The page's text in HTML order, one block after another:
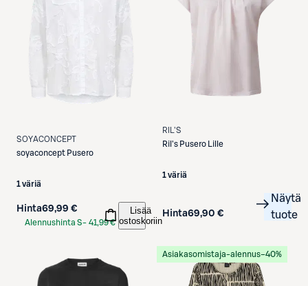
SOYACONCEPT
soyaconcept Pusero
1 väriä
Hinta69,99 €
Alennushinta S- 41,99 €
Lisää
ostoskoriin
RIL'S
Ril's Pusero Lille
1 väriä
Hinta69,90 €
Näytä
tuote
Asiakasomistaja-alennus−40%